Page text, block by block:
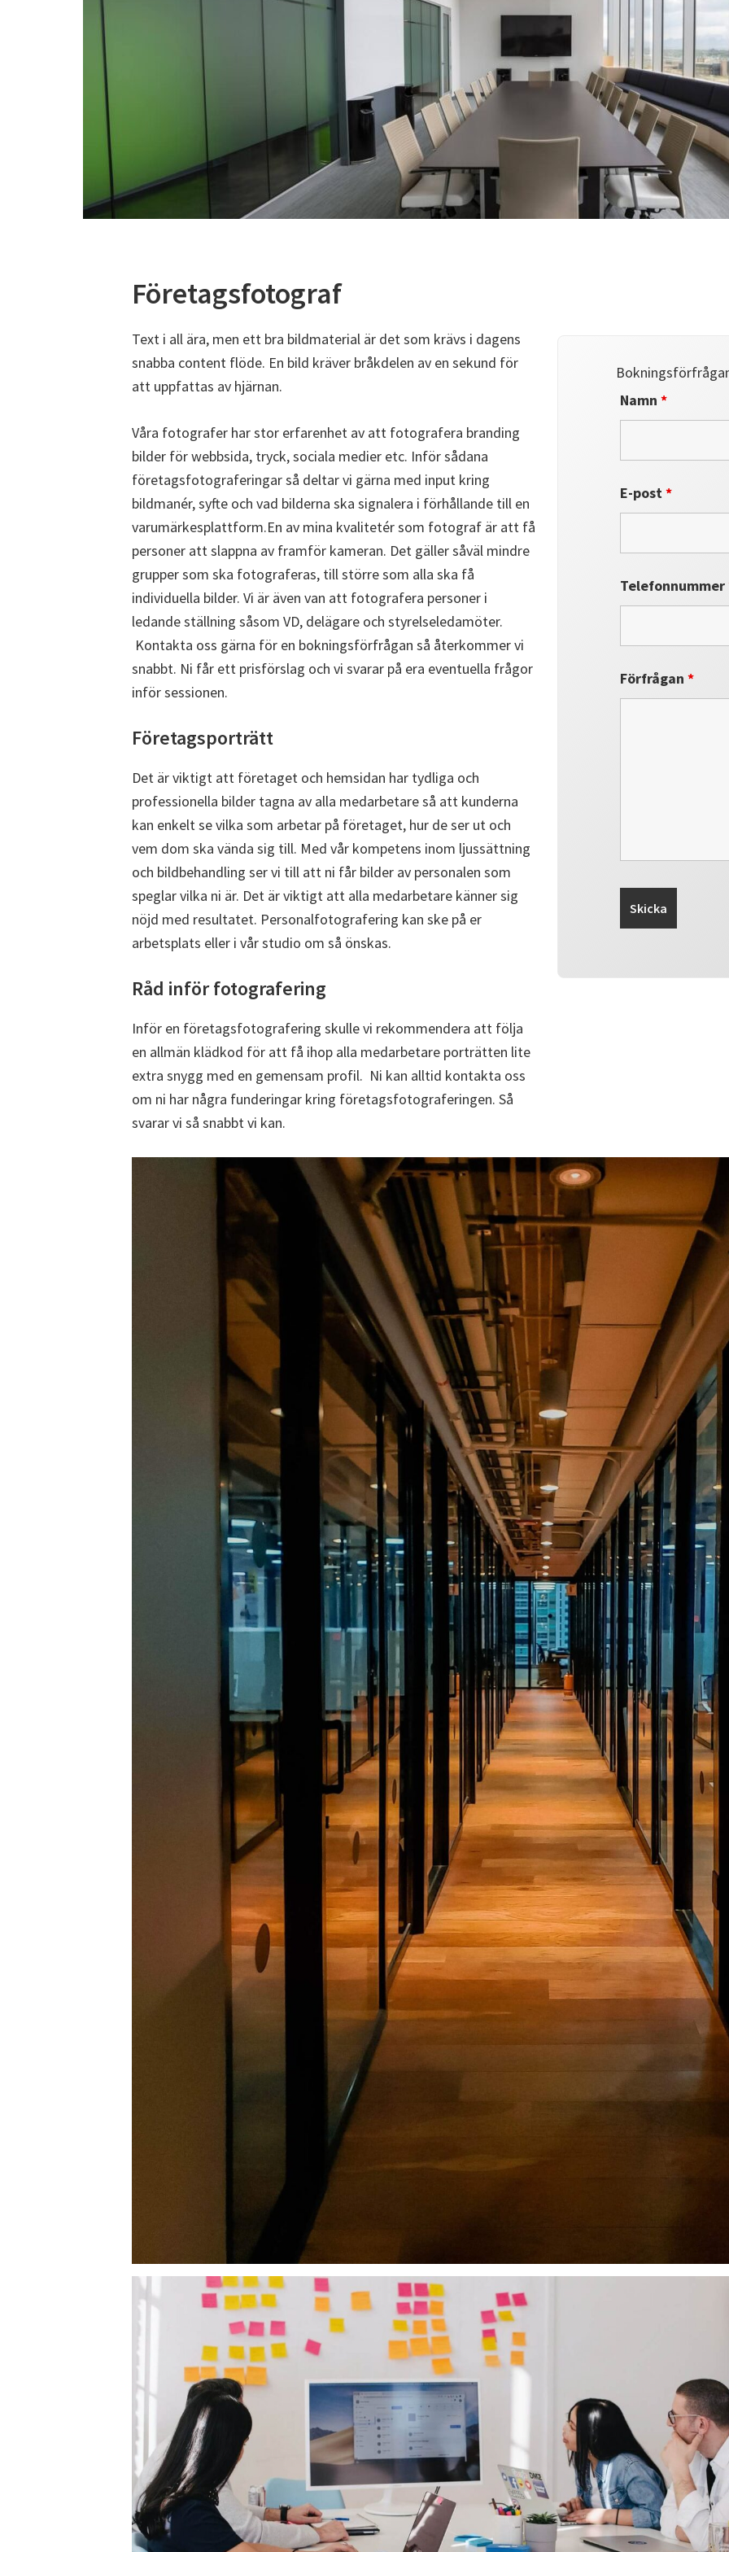
Företagsfotograf
Text i all ära, men ett bra bildmaterial är det som krävs i dagens
snabba content flöde. En bild kräver bråkdelen av en sekund för
att uppfattas av hjärnan.
Våra fotografer har stor erfarenhet av att fotografera branding
bilder för webbsida, tryck, sociala medier etc. Inför sådana
företagsfotograferingar så deltar vi gärna med input kring
bildmanér, syfte och vad bilderna ska signalera i förhållande till en
varumärkesplattform.En av mina kvalitetér som fotograf är att få
personer att slappna av framför kameran. Det gäller såväl mindre
grupper som ska fotograferas, till större som alla ska få
individuella bilder. Vi är även van att fotografera personer i
ledande ställning såsom VD, delägare och styrelseledamöter.
Kontakta oss gärna för en bokningsförfrågan så återkommer vi
snabbt. Ni får ett prisförslag och vi svarar på era eventuella frågor
inför sessionen.
Företagsporträtt
Det är viktigt att företaget och hemsidan har tydliga och
professionella bilder tagna av alla medarbetare så att kunderna
kan enkelt se vilka som arbetar på företaget, hur de ser ut och
vem dom ska vända sig till. Med vår kompetens inom ljussättning
och bildbehandling ser vi till att ni får bilder av personalen som
speglar vilka ni är. Det är viktigt att alla medarbetare känner sig
nöjd med resultatet. Personalfotografering kan ske på er
arbetsplats eller i vår studio om så önskas.
Råd inför fotografering
Inför en företagsfotografering skulle vi rekommendera att följa
en allmän klädkod för att få ihop alla medarbetare porträtten lite
extra snygg med en gemensam profil. Ni kan alltid kontakta oss
om ni har några funderingar kring företagsfotograferingen. Så
svarar vi så snabbt vi kan.
Namn*
E-post*
Telefonnummer
Förfrågan*